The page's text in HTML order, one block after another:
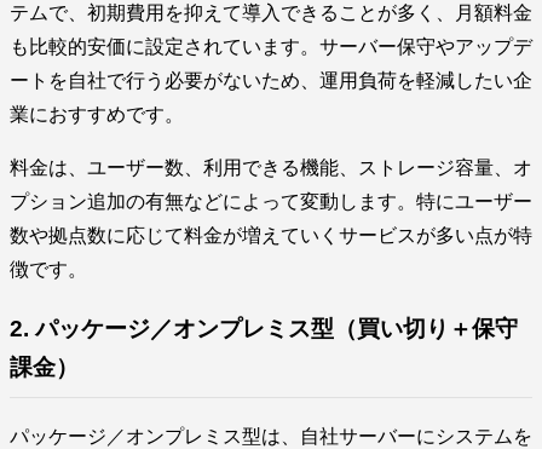
テムで、初期費用を抑えて導入できることが多く、月額料金
も比較的安価に設定されています。サーバー保守やアップデ
ートを自社で行う必要がないため、運用負荷を軽減したい企
業におすすめです。
料金は、ユーザー数、利用できる機能、ストレージ容量、オ
プション追加の有無などによって変動します。特にユーザー
数や拠点数に応じて料金が増えていくサービスが多い点が特
徴です。
2. パッケージ／オンプレミス型（買い切り＋保守
課金）
パッケージ／オンプレミス型は、自社サーバーにシステムを